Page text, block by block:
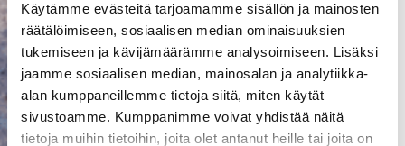
Käytämme evästeitä tarjoamamme sisällön ja mainosten
räätälöimiseen, sosiaalisen median ominaisuuksien
tukemiseen ja kävijämäärämme analysoimiseen. Lisäksi
jaamme sosiaalisen median, mainosalan ja analytiikka-
alan kumppaneillemme tietoja siitä, miten käytät
sivustoamme. Kumppanimme voivat yhdistää näitä
tietoja muihin tietoihin, joita olet antanut heille tai joita on
pienikin
vuoto voi
aiheuttaa
mittavat
kosteusvauriot,
kuten